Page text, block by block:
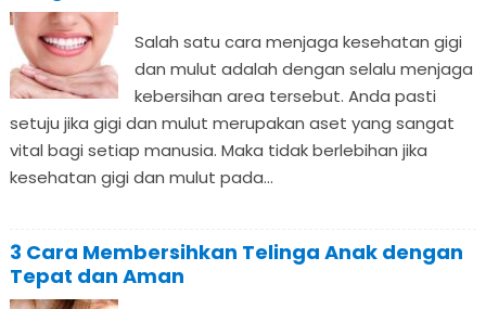
Salah satu cara menjaga kesehatan gigi
dan mulut adalah dengan selalu menjaga
kebersihan area tersebut. Anda pasti
setuju jika gigi dan mulut merupakan aset yang sangat
vital bagi setiap manusia. Maka tidak berlebihan jika
kesehatan gigi dan mulut pada...
3 Cara Membersihkan Telinga Anak dengan
Tepat dan Aman